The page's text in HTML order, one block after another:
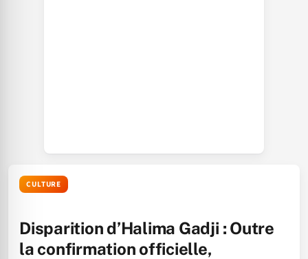
CULTURE
Disparition d’Halima Gadji : Outre
la confirmation officielle,